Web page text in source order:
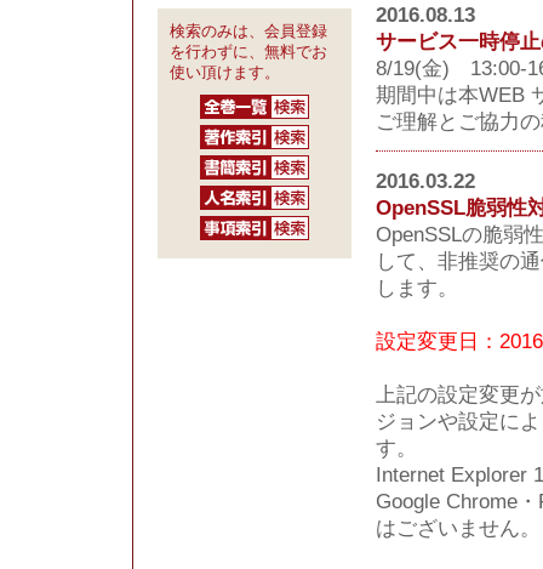
検索のみは、会員登録
を行わずに、無料でお
使い頂けます。
2016.08.13
サービス一時停
8/19(金) 13:00-
期間中は本WEB
ご理解とご協力
2016.03.22
OpenSSL脆弱性
OpenSSLの脆弱
して、非推奨の
します。
設定変更日：
上記の設定変更
ジョンや設定に
す。
Internet Explorer
Google Chrome
はございません。